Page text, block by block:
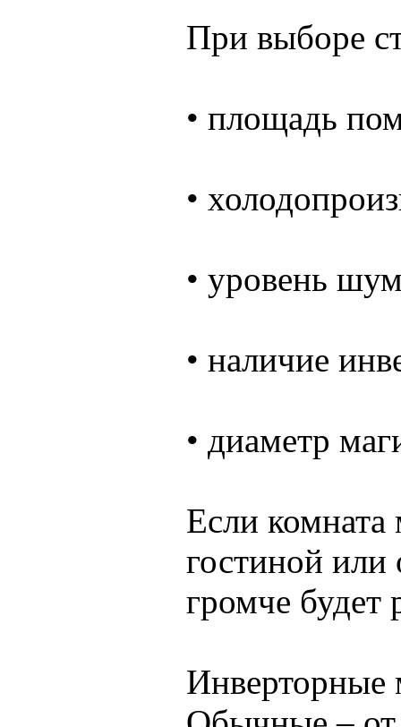
При выборе
• площадь
•
• уровень
• наличие
• диаметр
Если
гостиной
громче будет
Инверторные